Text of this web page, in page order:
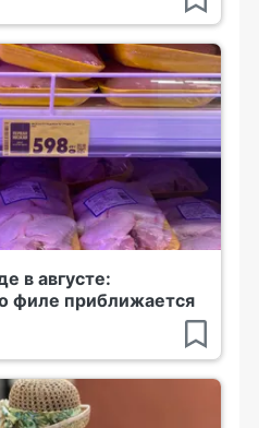
в августе:
филе приближается